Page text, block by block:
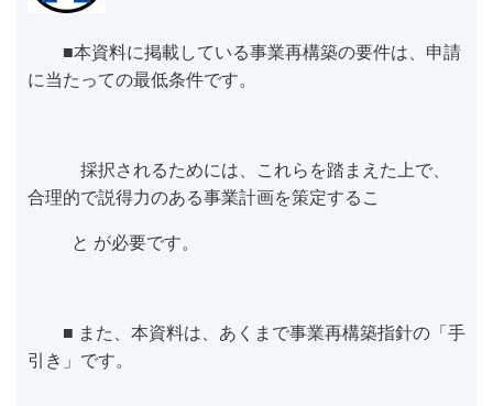
■本資料に掲載している事業再構築の要件は、申請
に当たっての最低条件です。
採択されるためには、これらを踏まえた上で、
合理的で説得力のある事業計画を策定するこ
と が必要です。
■ また、本資料は、あくまで事業再構築指針の「手
引き」です。